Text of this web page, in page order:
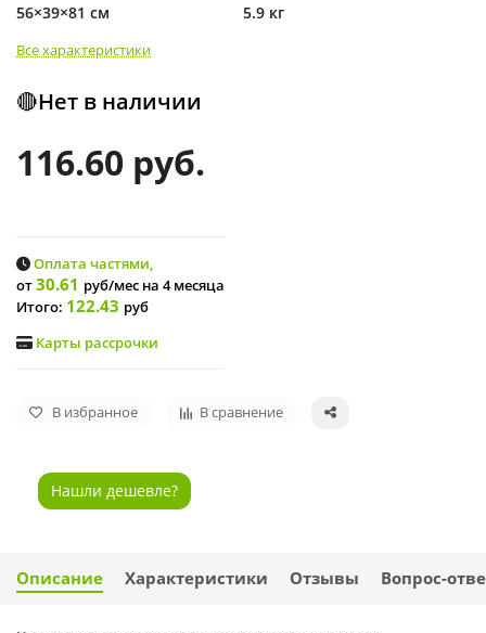
56×39×81 см 5.9 кг
Все характеристики
🔴Нет в наличии
116.60 руб.
Оплата частями,
от30.61 руб/мес на 4 месяца
Итого: 122.43 руб
Карты рассрочки
В избранное В сравнение
Нашли дешевле?
Описание Характеристики Отзывы Вопрос-